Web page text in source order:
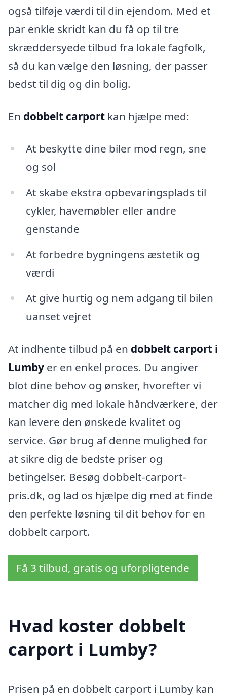
også tilføje værdi til din ejendom. Med et
par enkle skridt kan du få op til tre
skræddersyede tilbud fra lokale fagfolk,
så du kan vælge den løsning, der passer
bedst til dig og din bolig.
En dobbelt carport kan hjælpe med:
At beskytte dine biler mod regn, sne
og sol
At skabe ekstra opbevaringsplads til
cykler, havemøbler eller andre
genstande
At forbedre bygningens æstetik og
værdi
At give hurtig og nem adgang til bilen
uanset vejret
At indhente tilbud på en dobbelt carport i
Lumby er en enkel proces. Du angiver
blot dine behov og ønsker, hvorefter vi
matcher dig med lokale håndværkere, der
kan levere den ønskede kvalitet og
service. Gør brug af denne mulighed for
at sikre dig de bedste priser og
betingelser. Besøg dobbelt-carport-
pris.dk, og lad os hjælpe dig med at finde
den perfekte løsning til dit behov for en
dobbelt carport.
Få 3 tilbud, gratis og uforpligtende
Hvad koster dobbelt
carport i Lumby?
Prisen på en dobbelt carport i Lumby kan